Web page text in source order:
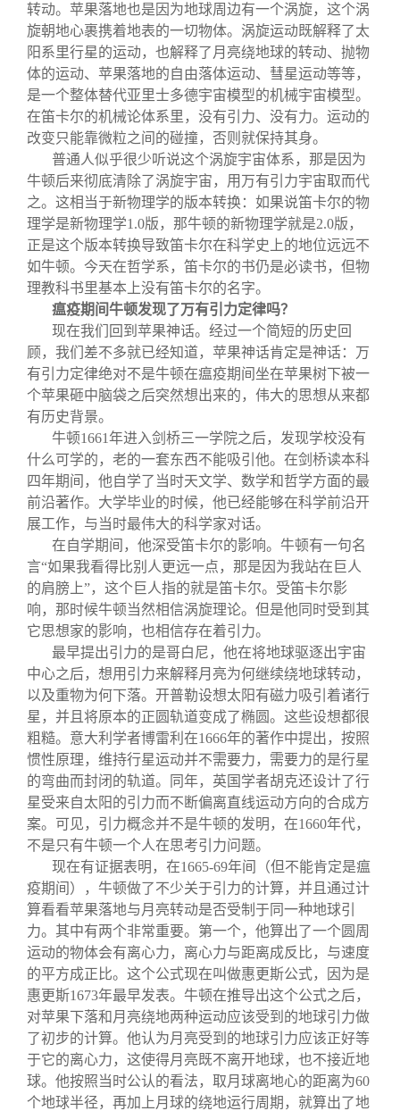
转动。苹果落地也是因为地球周边有一个涡旋，这个涡
旋朝地心裹携着地表的一切物体。涡旋运动既解释了太
阳系里行星的运动，也解释了月亮绕地球的转动、抛物
体的运动、苹果落地的自由落体运动、彗星运动等等，
是一个整体替代亚里士多德宇宙模型的机械宇宙模型。
在笛卡尔的机械论体系里，没有引力、没有力。运动的
改变只能靠微粒之间的碰撞，否则就保持其身。
普通人似乎很少听说这个涡旋宇宙体系，那是因为
牛顿后来彻底清除了涡旋宇宙，用万有引力宇宙取而代
之。这相当于新物理学的版本转换：如果说笛卡尔的物
理学是新物理学1.0版，那牛顿的新物理学就是2.0版，
正是这个版本转换导致笛卡尔在科学史上的地位远远不
如牛顿。今天在哲学系，笛卡尔的书仍是必读书，但物
理教科书里基本上没有笛卡尔的名字。
瘟疫期间牛顿发现了万有引力定律吗？
现在我们回到苹果神话。经过一个简短的历史回
顾，我们差不多就已经知道，苹果神话肯定是神话：万
有引力定律绝对不是牛顿在瘟疫期间坐在苹果树下被一
个苹果砸中脑袋之后突然想出来的，伟大的思想从来都
有历史背景。
牛顿1661年进入剑桥三一学院之后，发现学校没有
什么可学的，老的一套东西不能吸引他。在剑桥读本科
四年期间，他自学了当时天文学、数学和哲学方面的最
前沿著作。大学毕业的时候，他已经能够在科学前沿开
展工作，与当时最伟大的科学家对话。
在自学期间，他深受笛卡尔的影响。牛顿有一句名
言“如果我看得比别人更远一点，那是因为我站在巨人
的肩膀上”，这个巨人指的就是笛卡尔。受笛卡尔影
响，那时候牛顿当然相信涡旋理论。但是他同时受到其
它思想家的影响，也相信存在着引力。
最早提出引力的是哥白尼，他在将地球驱逐出宇宙
中心之后，想用引力来解释月亮为何继续绕地球转动，
以及重物为何下落。开普勒设想太阳有磁力吸引着诸行
星，并且将原本的正圆轨道变成了椭圆。这些设想都很
粗糙。意大利学者博雷利在1666年的著作中提出，按照
惯性原理，维持行星运动并不需要力，需要力的是行星
的弯曲而封闭的轨道。同年，英国学者胡克还设计了行
星受来自太阳的引力而不断偏离直线运动方向的合成方
案。可见，引力概念并不是牛顿的发明，在1660年代，
不是只有牛顿一个人在思考引力问题。
现在有证据表明，在1665-69年间（但不能肯定是瘟
疫期间），牛顿做了不少关于引力的计算，并且通过计
算看看苹果落地与月亮转动是否受制于同一种地球引
力。其中有两个非常重要。第一个，他算出了一个圆周
运动的物体会有离心力，离心力与距离成反比，与速度
的平方成正比。这个公式现在叫做惠更斯公式，因为是
惠更斯1673年最早发表。牛顿在推导出这个公式之后，
对苹果下落和月亮绕地两种运动应该受到的地球引力做
了初步的计算。他认为月亮受到的地球引力应该正好等
于它的离心力，这使得月亮既不离开地球，也不接近地
球。他按照当时公认的看法，取月球离地心的距离为60
个地球半径，再加上月球的绕地运行周期，就算出了地